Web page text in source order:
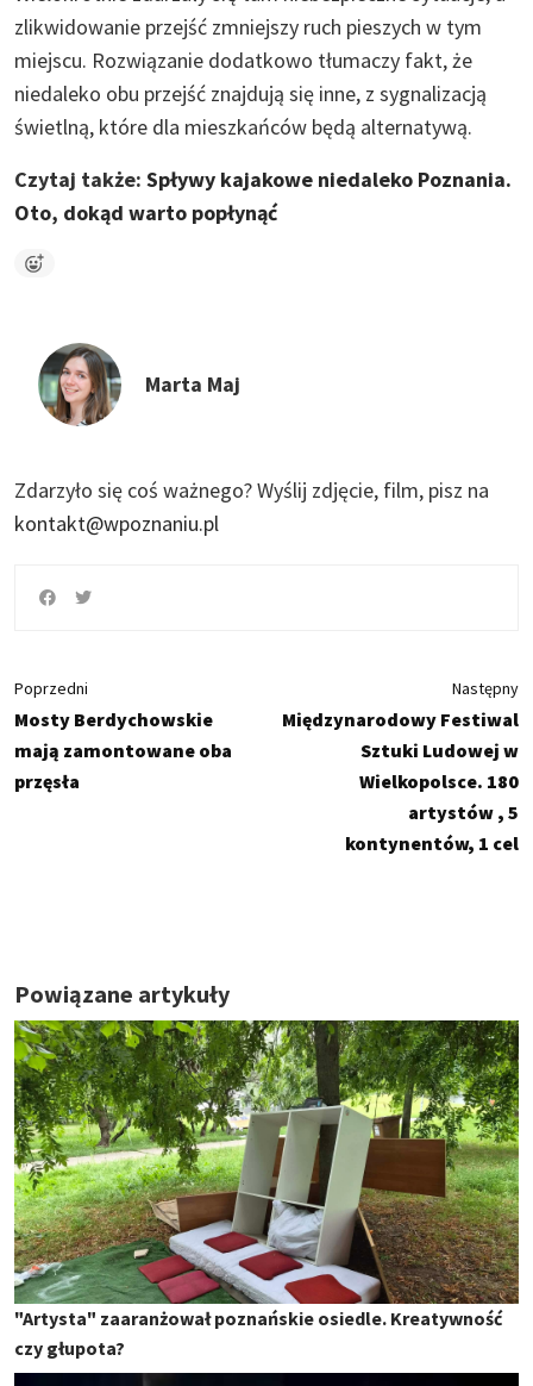
zlikwidowanie przejść zmniejszy ruch pieszych w tym
miejscu. Rozwiązanie dodatkowo tłumaczy fakt, że
niedaleko obu przejść znajdują się inne, z sygnalizacją
świetlną, które dla mieszkańców będą alternatywą.
Czytaj także: Spływy kajakowe niedaleko Poznania.
Oto, dokąd warto popłynąć
Marta Maj
Zdarzyło się coś ważnego?Wyślij zdjęcie, film, pisz na
kontakt@wpoznaniu.pl
Poprzedni
Mosty Berdychowskie
mają zamontowane oba
przęsła
Następny
Międzynarodowy Festiwal
Sztuki Ludowej w
Wielkopolsce. 180
artystów , 5
kontynentów, 1 cel
Powiązane artykuły
"Artysta" zaaranżował poznańskie osiedle. Kreatywność
czy głupota?